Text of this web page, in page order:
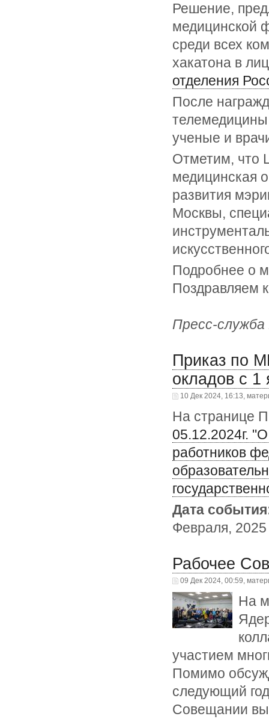
Решение,
медицинской
среди всех
хакатона в
отделения
После
телемедицины
ученые и
Отметим, что
медицинская
развития
Москвы,
Подробнее о
Поздравляем
Пресс-
Приказ по
окладов с 1
10 Дек 2024, 16:13,
На странице
05.12.2024г.
работников
Дата
Февраля,
Рабочее
09 Дек 2024, 00:59,
На
участием
Помимо
следующий
Совещании